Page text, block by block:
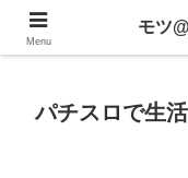
不動産、投資信託
パチスロで生
Menu
モツ